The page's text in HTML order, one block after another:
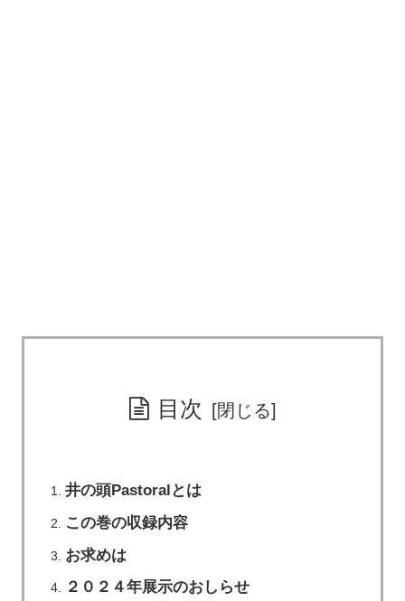
目次
井の頭Pastoralとは
この巻の収録内容
お求めは
２０２４年展示のおしらせ